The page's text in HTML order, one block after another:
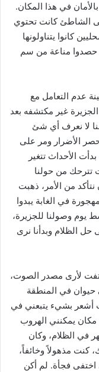
في هذا المكان.
الشاطئ كانت تحتوي
كانوا يتناولونها
حصدوا مناعة من سم
عدم التعامل مع
غير مكتشفه بعد
لا نعرف أي شئ
الأضرار ومر على
الأحداث تتغير
تترحك من حولنا
من الأمر، ذهبت
في الغابة يبدوا
يوم وصولنا للجزيرة،
حل الظلام وبدأنا نرى
لأرى مصدر الصوت،
في المنطقة
أشعر بشيء يتبعني في
مكان يمكنني الهروب
في الظلام، وكان
كنت مذهولاً وخائفاً،
فجأة. لم أكن